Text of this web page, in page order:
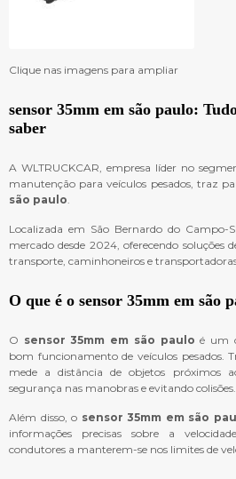
Clique nas imagens para ampliar
sensor 35mm em são paulo:
saber
A WLTRUCKCAR, empresa líder no
manutenção para veículos pesados, traz
são paulo.
Localizada em São Bernardo do Campo-
mercado desde 2024, oferecendo soluções
transporte, caminhoneiros e
O que é o sensor 35mm em são
O sensor 35mm em são paulo é um
bom funcionamento de veículos pesados.
mede a distância de objetos próximos
segurança nas manobras e evitando colisões.
Além disso, o sensor 35mm em são
informações precisas sobre a
condutores a manterem-se nos limites de